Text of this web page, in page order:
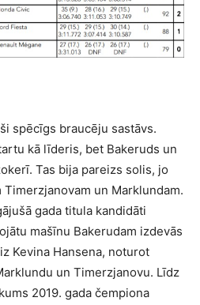
spēcīgs braucēju sastāvs.
kā līderis, bet Bakeruds un
Tas bija pareizs solis, jo
Timerzjanovam un Marklundam.
gada titula kandidāti
mašīnu Bakerudam izdevās
Kevina Hansena, noturot
un Timerzjanovu. Līdz
2019. gada čempiona